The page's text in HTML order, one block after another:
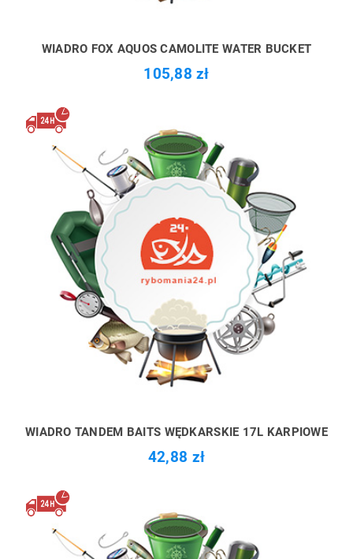
WIADRO FOX AQUOS CAMOLITE WATER BUCKET
105,88 zł
WIADRO TANDEM BAITS WĘDKARSKIE 17L KARPIOWE
42,88 zł